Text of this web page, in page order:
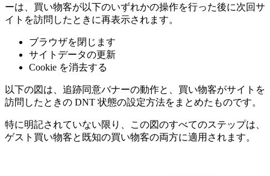
ーは、買い物客が以下のいずれかの操作を行った後に次回サ
イトを訪問したときに再表示されます。
ブラウザを閉じます
サイトデータの更新
Cookie を消去する
以下の図は、追跡同意バナーの動作と、買い物客がサイトを
訪問したときの DNT 状態の設定方法をまとめたものです。
特に明記されていない限り、この図のすべてのステップは、
ゲスト買い物客と既知の買い物客の両方に適用されます。